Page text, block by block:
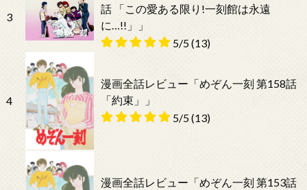
3
話 「この愛ある限り!一刻館は永遠
に…!!」」
5/5(13)
4
漫画全話レビュー「めぞん一刻 第158話
「約束」」
5/5(13)
漫画全話レビュー「めぞん一刻 第153話